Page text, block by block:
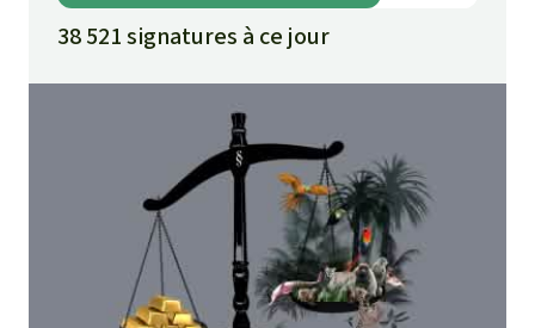
38 521 signatures à ce jour